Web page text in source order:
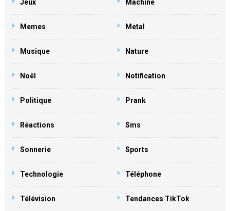
Jeux Machine
Memes Metal
Musique Nature
Noël Notification
Politique Prank
Réactions Sms
Sonnerie Sports
Technologie Téléphone
Télévision Tendances TikTok